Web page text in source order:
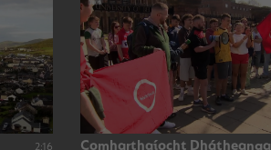
2:16
Comharthaíocht